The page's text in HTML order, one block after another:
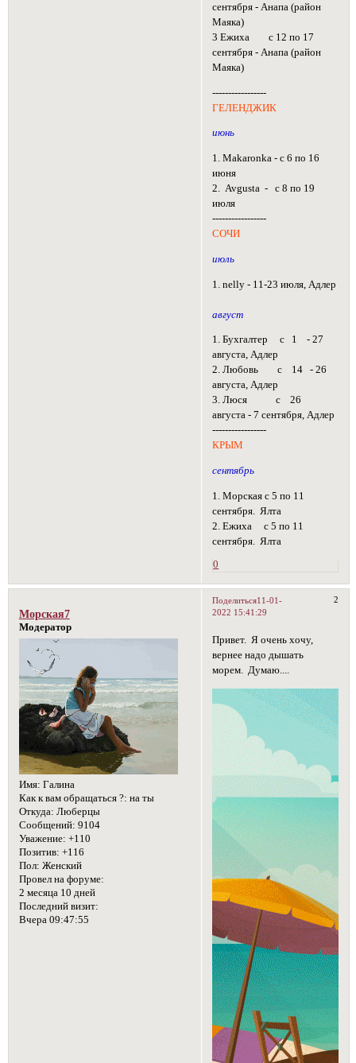
сентября - Анапа (район
Маяка)
3 Ежиха с 12 по 17
сентября - Анапа (район
Маяка)
-----------------
ГЕЛЕНДЖИК
июнь
1. Makaronka - с 6 по 16
июня
2. Avgusta - с 8 по 19
июля
-----------------
СОЧИ
июль
1. nelly - 11-23 июля, Адлер
август
1. Бухгалтер с 1 - 27
августа, Адлер
2. Любовь с 14 - 26
августа, Адлер
3. Люся с 26
августа - 7 сентября, Адлер
-----------------
КРЫМ
сентябрь
1. Морская с 5 по 11
сентября. Ялта
2. Ежиха с 5 по 11
сентября. Ялта
0
Поделиться 2
11-01-
2022 15:41:29
Морская7
Модератор
Имя: Галина
Как к вам обращаться ?: на ты
Откуда: Люберцы
Сообщений: 9104
Уважение: +110
Позитив: +116
Пол: Женский
Провел на форуме:
2 месяца 10 дней
Последний визит:
Вчера 09:47:55
Привет. Я очень хочу,
вернее надо дышать
морем. Думаю....